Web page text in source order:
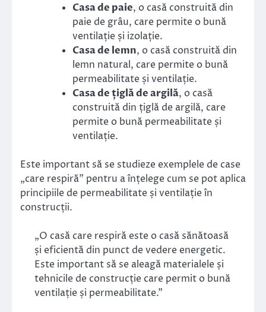
Casa de paie, o casă construită din
paie de grâu, care permite o bună
ventilație și izolație.
Casa de lemn, o casă construită din
lemn natural, care permite o bună
permeabilitate și ventilație.
Casa de țiglă de argilă, o casă
construită din țiglă de argilă, care
permite o bună permeabilitate și
ventilație.
Este important să se studieze exemplele de case
„care respiră” pentru a înțelege cum se pot aplica
principiile de permeabilitate și ventilație în
construcții.
„O casă care respiră este o casă sănătoasă
și eficientă din punct de vedere energetic.
Este important să se aleagă materialele și
tehnicile de construcție care permit o bună
ventilație și permeabilitate.”